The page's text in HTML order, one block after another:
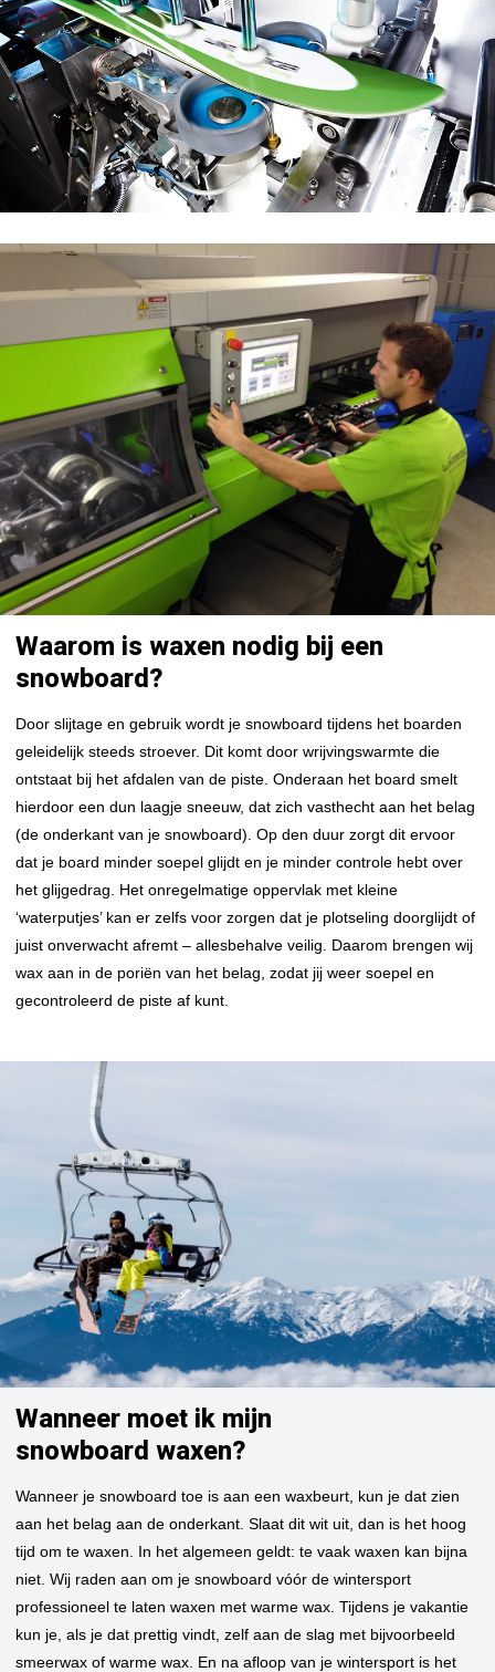
Waarom is waxen nodig bij een
snowboard?
Door slijtage en gebruik wordt je snowboard tijdens het boarden
geleidelijk steeds stroever. Dit komt door wrijvingswarmte die
ontstaat bij het afdalen van de piste. Onderaan het board smelt
hierdoor een dun laagje sneeuw, dat zich vasthecht aan het belag
(de onderkant van je snowboard). Op den duur zorgt dit ervoor
dat je board minder soepel glijdt en je minder controle hebt over
het glijgedrag. Het onregelmatige oppervlak met kleine
‘waterputjes’ kan er zelfs voor zorgen dat je plotseling doorglijdt of
juist onverwacht afremt – allesbehalve veilig. Daarom brengen wij
wax aan in de poriën van het belag, zodat jij weer soepel en
gecontroleerd de piste af kunt.
Wanneer moet ik mijn
snowboard waxen?
Wanneer je snowboard toe is aan een waxbeurt, kun je dat zien
aan het belag aan de onderkant. Slaat dit wit uit, dan is het hoog
tijd om te waxen. In het algemeen geldt: te vaak waxen kan bijna
niet. Wij raden aan om je snowboard vóór de wintersport
professioneel te laten waxen met warme wax. Tijdens je vakantie
kun je, als je dat prettig vindt, zelf aan de slag met bijvoorbeeld
smeerwax of warme wax. En na afloop van je wintersport is het